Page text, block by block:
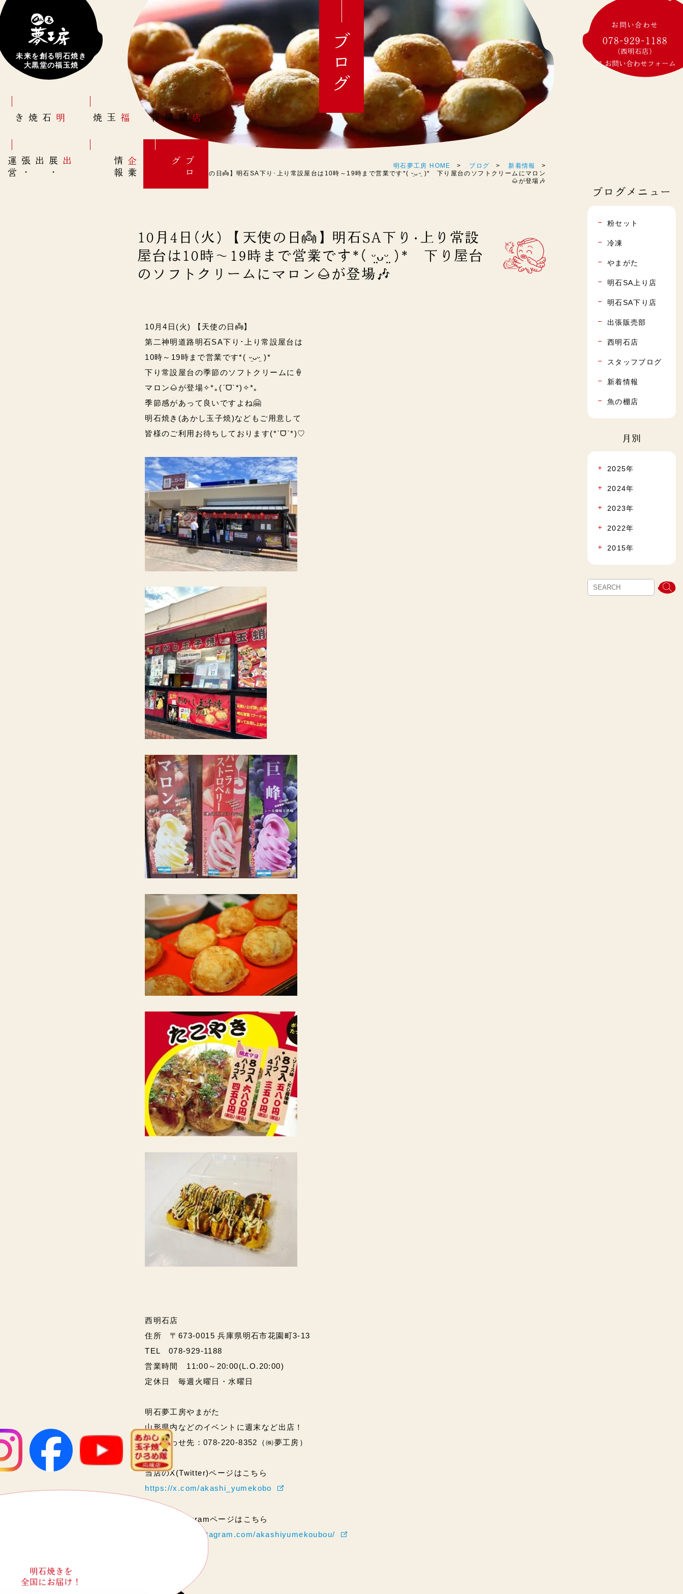
未来を創る明石焼き
大黒堂の福玉焼
明石焼き 福玉焼 店舗情報
出展
・
出張
・
運
営
企
業
情
報
ブ
ロ
グ
明石焼きを
全国にお届け！
ブログ
明石夢工房 HOME ブログ
新着情報
10月4日(火) 【天使の日👼】明石SA下り･上り常設屋台は10時～19時まで営業です*( ᵕ̤ᴗᵕ̤ )* 下り屋台のソフトクリームにマロン
🌰が登場🎶
10月4日(火) 【天使の日👼】明石SA下り･上り常設
屋台は10時～19時まで営業です*( ᵕ̤ᴗᵕ̤ )* 下り屋台
のソフトクリームにマロン🌰が登場🎶
10月4日(火) 【天使の日👼】
第二神明道路明石SA下り･上り常設屋台は
10時～19時まで営業です*( ᵕ̤ᴗᵕ̤ )*
下り常設屋台の季節のソフトクリームに🍦
マロン🌰が登場✧*｡(ˊᗜˋ*)✧*｡
季節感があって良いですよね🤗
明石焼き(あかし玉子焼)などもご用意して
皆様のご利用お待ちしております(*ˊᗜˋ*)♡
西明石店
住所 〒673-0015 兵庫県明石市花園町3-13
TEL 078-929-1188
営業時間 11:00～20:00(L.O.20:00)
定休日 毎週火曜日・水曜日
明石夢工房やまがた
山形県内などのイベントに週末など出店！
問い合わせ先：078-220-8352（㈱夢工房）
当店のX(Twitter)ページはこちら
https://x.com/akashi_yumekobo
当店のInstagramページはこちら
https://www.instagram.com/akashiyumekoubou/
お問い合わせ
078-929-1188
(西明石店)
お問い合わせフォーム
ブログメニュー
粉セット
冷凍
やまがた
明石SA上り店
明石SA下り店
出張販売部
西明石店
スタッフブログ
新着情報
魚の棚店
月別
2025年
2024年
2023年
2022年
2015年